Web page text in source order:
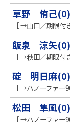
草野 侑己(0)
［ →山口／期限付
飯泉 涼矢(0)
［ →秋田／期限付
碇 明日麻(0)
［ →ハノーファー
松田 隼風(0)
［ →ハノーファー